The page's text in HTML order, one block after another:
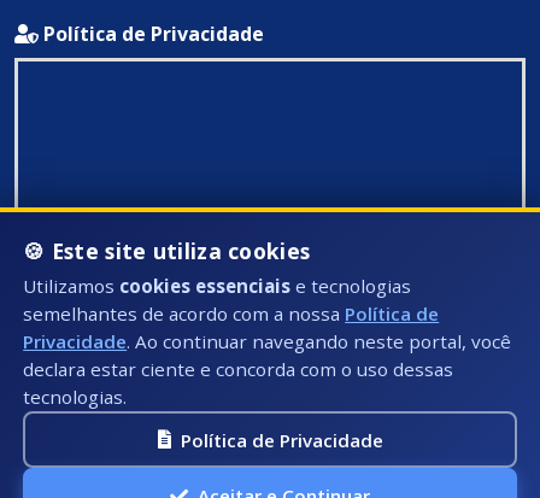
Política de Privacidade
Todos Direitos Reservados ©: 2026
🍪 Este site utiliza cookies
Utilizamos cookies essenciais e tecnologias
semelhantes de acordo com a nossa Política de
Privacidade. Ao continuar navegando neste portal, você
declara estar ciente e concorda com o uso dessas
tecnologias.
Política de Privacidade